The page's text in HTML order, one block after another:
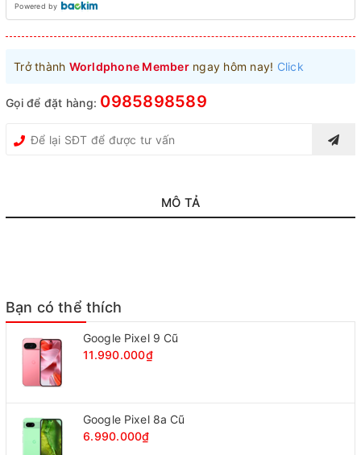
Powered by
Trở thành Worldphone Memberngay hôm nay! Click
Gọi để đặt hàng: 0985898589
MÔ TẢ
Bạn có thể thích
Google Pixel 9 Cũ
11.990.000₫
Google Pixel 8a Cũ
6.990.000₫